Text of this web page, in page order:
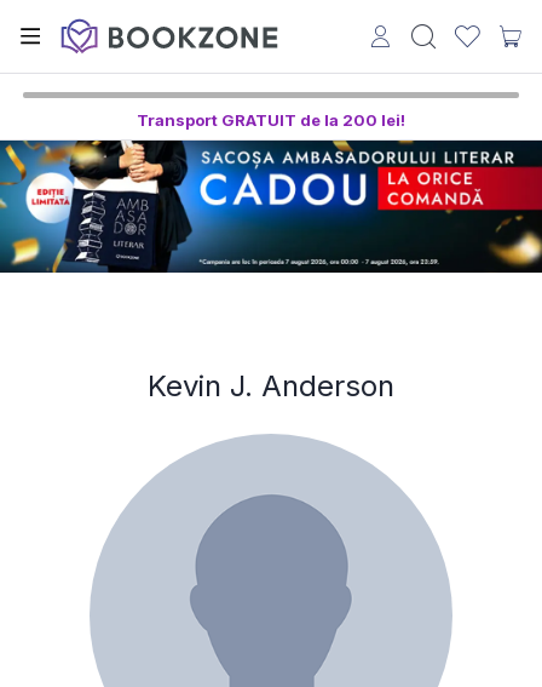
Transport GRATUIT de la 200 lei!
Kevin J. Anderson